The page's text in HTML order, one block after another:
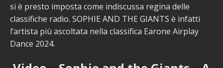
si è presto imposta come indiscussa regina delle
classifiche radio. SOPHIE AND THE GIANTS è infatti
l’artista più ascoltata nella classifica Earone Airplay
Dance 2024.